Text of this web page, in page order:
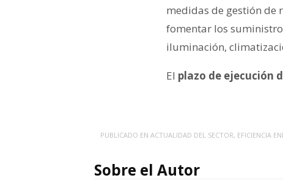
medidas de gestión de
fomentar los
iluminación,
El plazo de ejecución
PUBLICADO EN ACTUALIDAD DEL SECTOR, EFICIENCIA
Sobre el Autor